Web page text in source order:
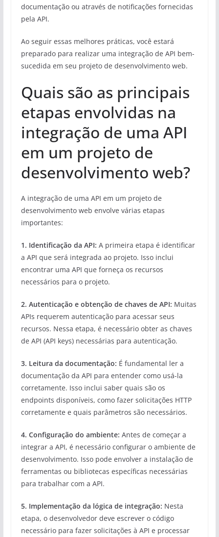
documentação ou através de notificações fornecidas
pela API.
Ao seguir essas melhores práticas, você estará
preparado para realizar uma integração de API bem-
sucedida em seu projeto de desenvolvimento web.
Quais são as principais
etapas envolvidas na
integração de uma API
em um projeto de
desenvolvimento web?
A integração de uma API em um projeto de
desenvolvimento web envolve várias etapas
importantes:
1. Identificação da API: A primeira etapa é identificar
a API que será integrada ao projeto. Isso inclui
encontrar uma API que forneça os recursos
necessários para o projeto.
2. Autenticação e obtenção de chaves de API: Muitas
APIs requerem autenticação para acessar seus
recursos. Nessa etapa, é necessário obter as chaves
de API (API keys) necessárias para autenticação.
3. Leitura da documentação: É fundamental ler a
documentação da API para entender como usá-la
corretamente. Isso inclui saber quais são os
endpoints disponíveis, como fazer solicitações HTTP
corretamente e quais parâmetros são necessários.
4. Configuração do ambiente: Antes de começar a
integrar a API, é necessário configurar o ambiente de
desenvolvimento. Isso pode envolver a instalação de
ferramentas ou bibliotecas específicas necessárias
para trabalhar com a API.
5. Implementação da lógica de integração: Nesta
etapa, o desenvolvedor deve escrever o código
necessário para fazer solicitações à API e processar